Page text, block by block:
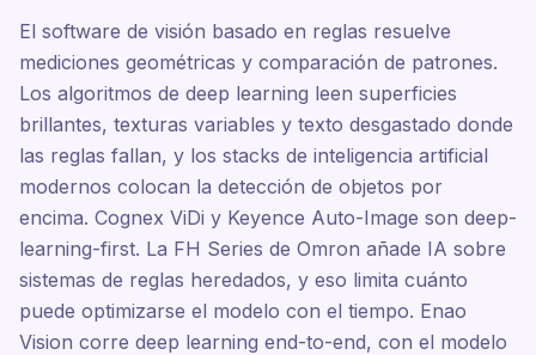
El software de visión basado en reglas resuelve
mediciones geométricas y comparación de patrones.
Los algoritmos de deep learning leen superficies
brillantes, texturas variables y texto desgastado donde
las reglas fallan, y los stacks de inteligencia artificial
modernos colocan la detección de objetos por
encima. Cognex ViDi y Keyence Auto-Image son deep-
learning-first. La FH Series de Omron añade IA sobre
sistemas de reglas heredados, y eso limita cuánto
puede optimizarse el modelo con el tiempo. Enao
Vision corre deep learning end-to-end, con el modelo